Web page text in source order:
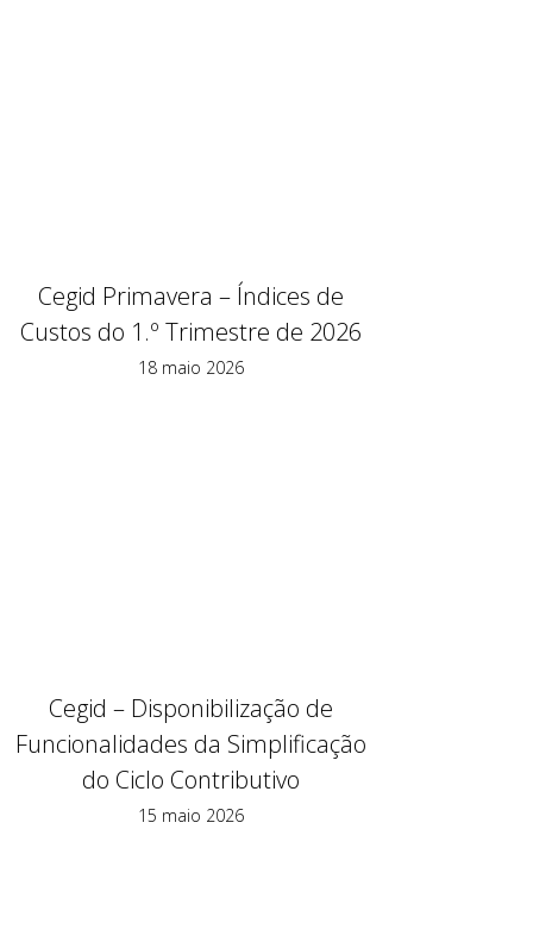
Cegid Primavera – Índices de
Custos do 1.º Trimestre de 2026
18 maio 2026
Cegid – Disponibilização de
Funcionalidades da Simplificação
do Ciclo Contributivo
15 maio 2026